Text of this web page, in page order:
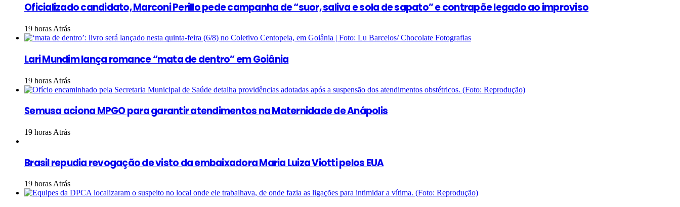
Oficializado candidato, Marconi Perillo pede campanha de “suor, saliva e sola de sapato” e contrapõe legado ao improviso
19 horas Atrás
Lari Mundim lança romance “mata de dentro” em Goiânia
19 horas Atrás
Semusa aciona MPGO para garantir atendimentos na Maternidade de Anápolis
19 horas Atrás
Brasil repudia revogação de visto da embaixadora Maria Luiza Viotti pelos EUA
19 horas Atrás